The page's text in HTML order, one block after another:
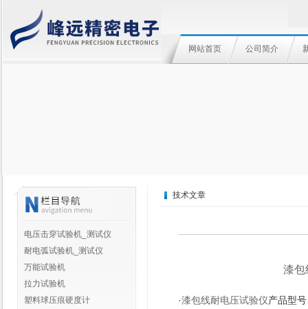
网站首页 公司简介
电压击穿试验机_测试仪
耐电弧试验机_测试仪
万能试验机
拉力试验机
塑料球压痕硬度计
技术文章
漆包
·漆包线耐电压试验仪产品型